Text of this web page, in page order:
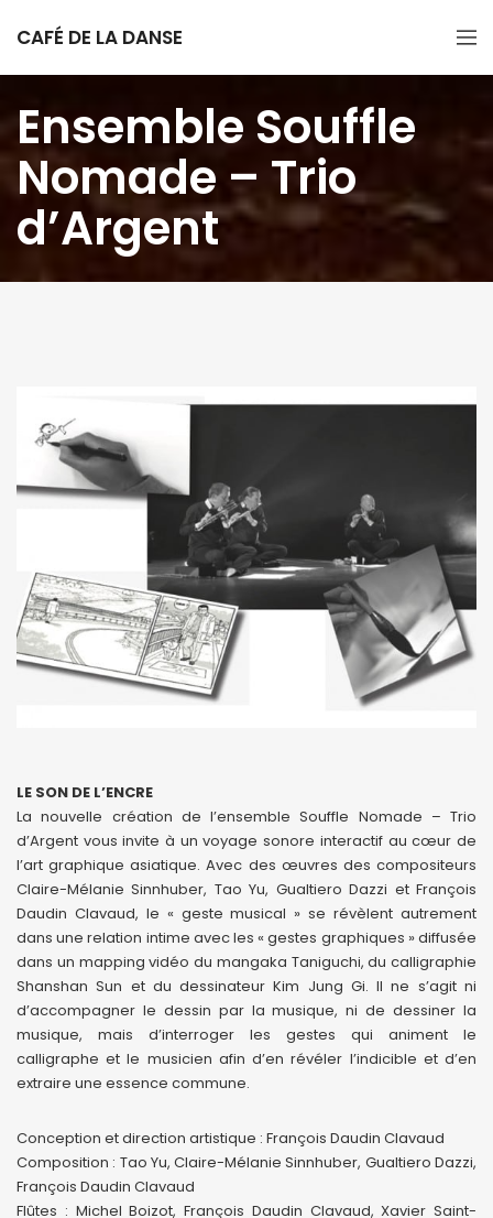
CAFÉ DE LA DANSE
Ensemble Souffle
Nomade – Trio
d’Argent
LE SON DE L’ENCRE
La nouvelle création de l’ensemble Souffle Nomade – Trio
d’Argent vous invite à un voyage sonore interactif au cœur de
l’art graphique asiatique. Avec des œuvres des compositeurs
Claire-Mélanie Sinnhuber, Tao Yu, Gualtiero Dazzi et François
Daudin Clavaud, le « geste musical » se révèlent autrement
dans une relation intime avec les « gestes graphiques » diffusée
dans un mapping vidéo du mangaka Taniguchi, du calligraphie
Shanshan Sun et du dessinateur Kim Jung Gi. Il ne s’agit ni
d’accompagner le dessin par la musique, ni de dessiner la
musique, mais d’interroger les gestes qui animent le
calligraphe et le musicien afin d’en révéler l’indicible et d’en
extraire une essence commune.
Conception et direction artistique : François Daudin Clavaud
Composition : Tao Yu, Claire-Mélanie Sinnhuber, Gualtiero Dazzi,
François Daudin Clavaud
Flûtes : Michel Boizot, François Daudin Clavaud, Xavier Saint-